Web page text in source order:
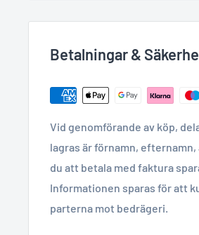
Betalningar &
Vid genomförande av köp,
lagras är förnamn,
du att betala med faktura
Informationen sparas för att
parterna mot bedrägeri.